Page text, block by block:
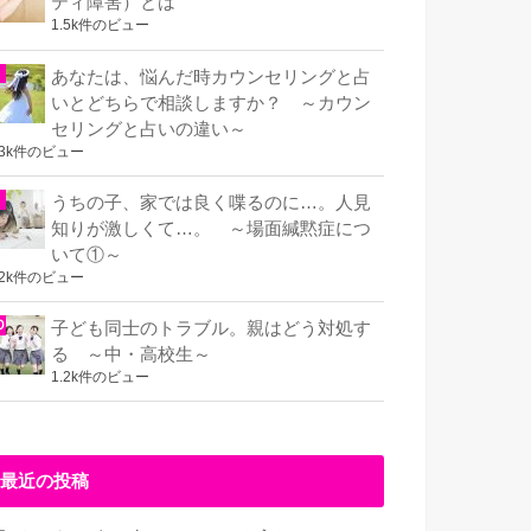
1.5k件のビュー
あなたは、悩んだ時カウンセリングと占
いとどちらで相談しますか？ ～カウン
セリングと占いの違い～
件のビュー
うちの子、家では良く喋るのに…。人見
知りが激しくて…。 ～場面緘黙症につ
いて①～
件のビュー
子ども同士のトラブル。親はどう対処す
る ～中・高校生～
1.2k件のビュー
最近の投稿